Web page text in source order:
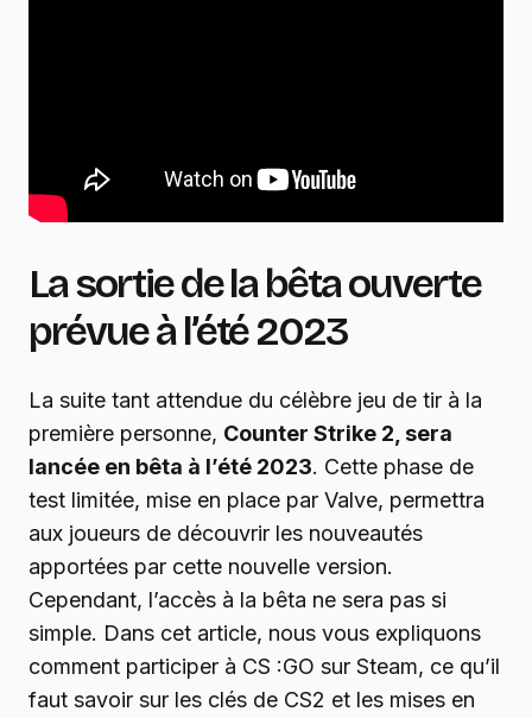
La sortie de la bêta ouverte
prévue à l’été 2023
La suite tant attendue du célèbre jeu de tir à la
première personne, Counter Strike 2, sera
lancée en bêta à l’été 2023. Cette phase de
test limitée, mise en place par Valve, permettra
aux joueurs de découvrir les nouveautés
apportées par cette nouvelle version.
Cependant, l’accès à la bêta ne sera pas si
simple. Dans cet article, nous vous expliquons
comment participer à CS :GO sur Steam, ce qu’il
faut savoir sur les clés de CS2 et les mises en